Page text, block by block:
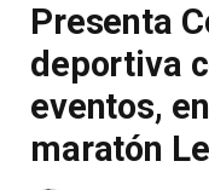
Presenta
deportiva
eventos,
maratón